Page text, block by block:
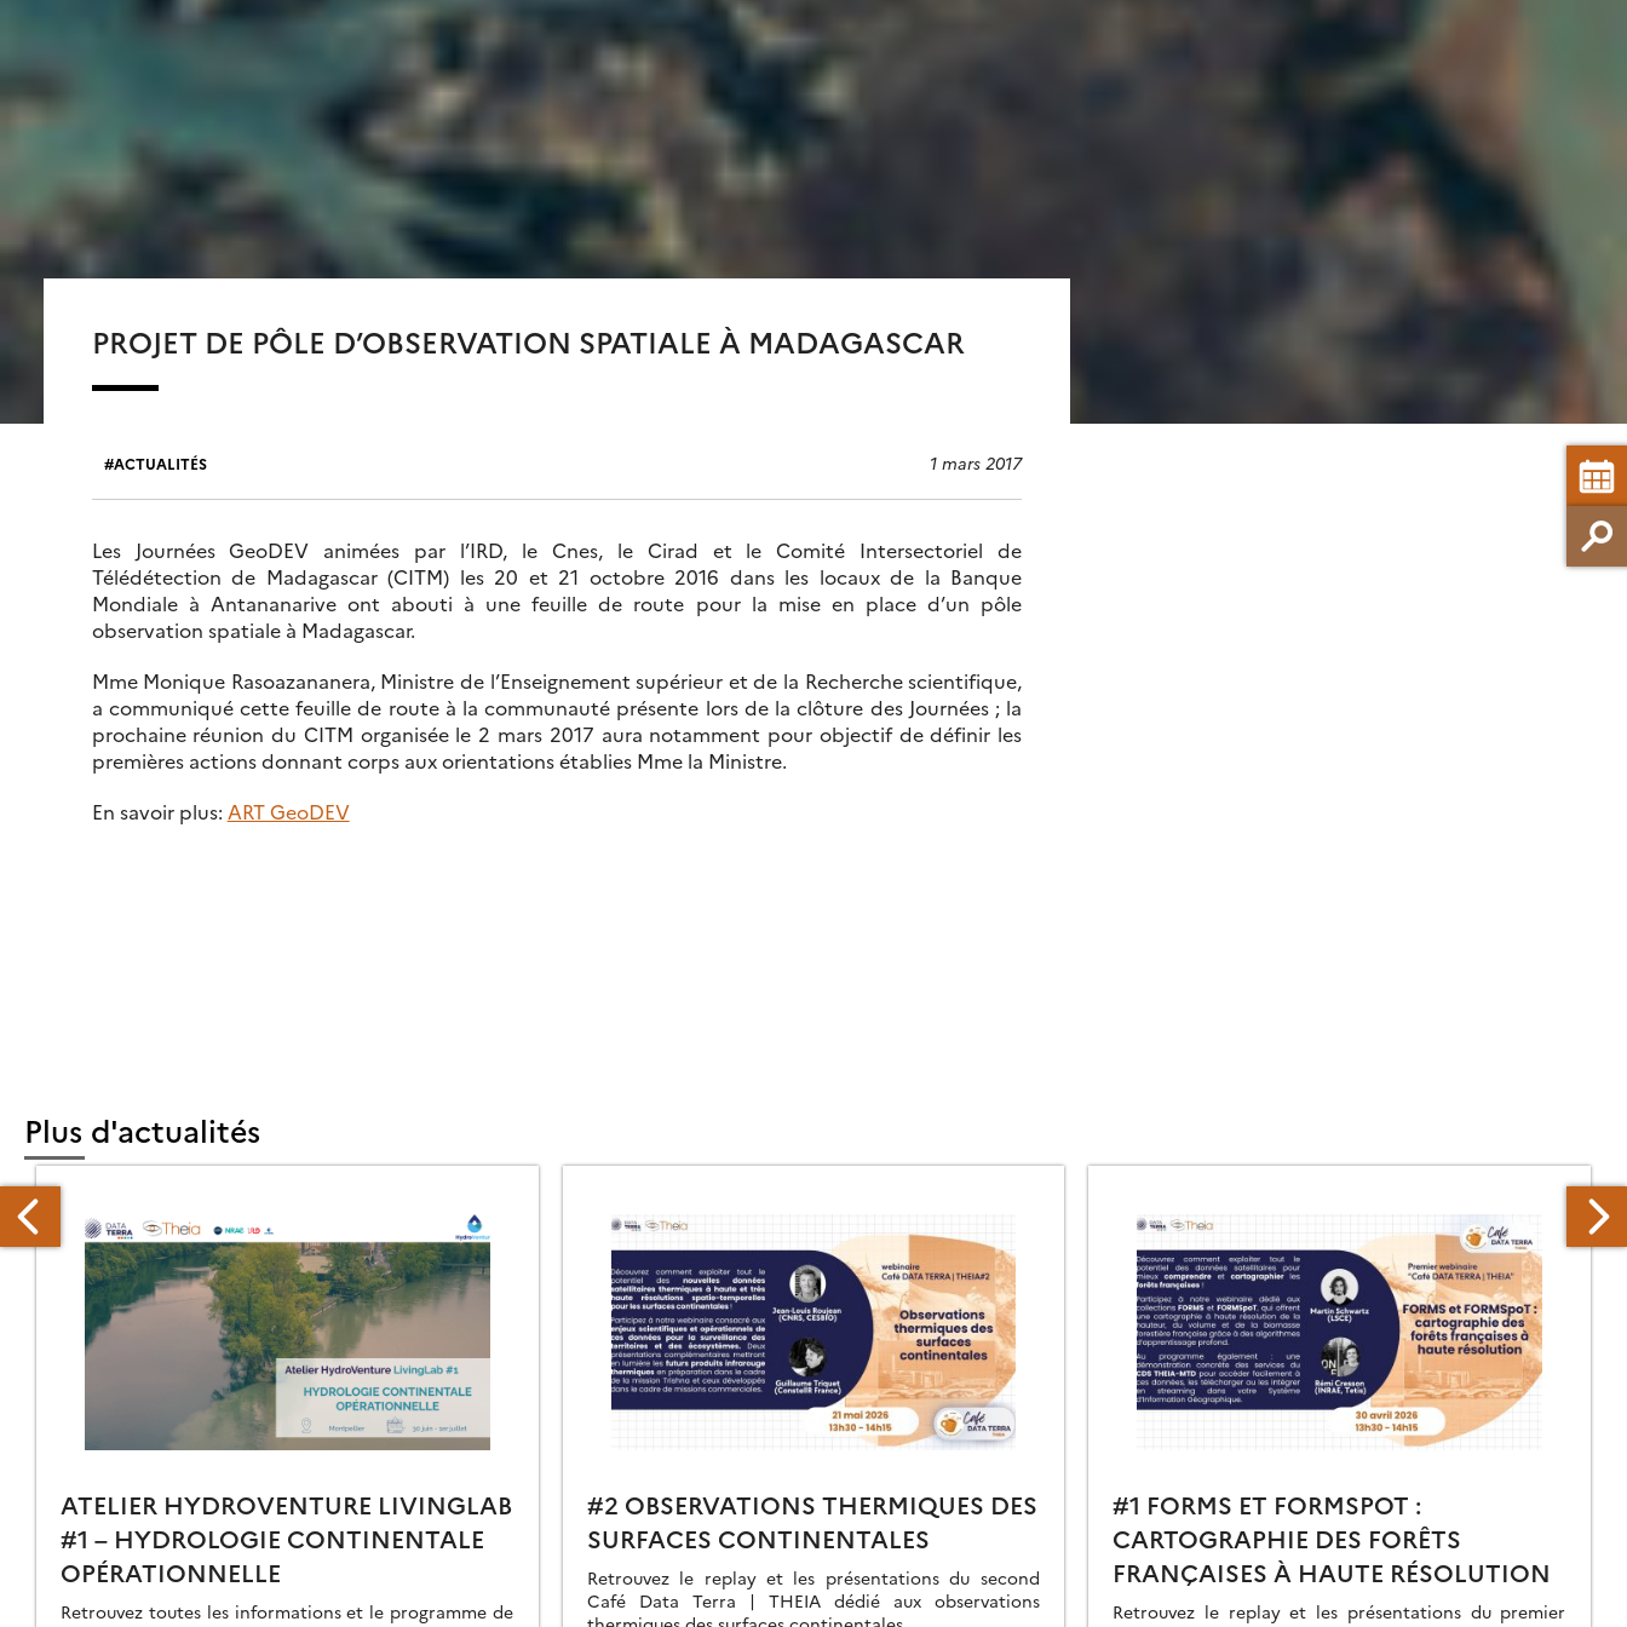
PROJET DE PÔLE D’OBSERVATION SPATIALE À MADAGASCAR
ACTUALITÉS 1 mars 2017
Les Journées GeoDEV animées par l’IRD, le Cnes, le Cirad et le Comité Intersectoriel de
Télédétection de Madagascar (CITM) les 20 et 21 octobre 2016 dans les locaux de la Banque
Mondiale à Antananarive ont abouti à une feuille de route pour la mise en place d’un pôle
observation spatiale à Madagascar.
Mme Monique Rasoazananera, Ministre de l’Enseignement supérieur et de la Recherche scientifique,
a communiqué cette feuille de route à la communauté présente lors de la clôture des Journées ; la
prochaine réunion du CITM organisée le 2 mars 2017 aura notamment pour objectif de définir les
premières actions donnant corps aux orientations établies Mme la Ministre.
En savoir plus: ART GeoDEV
Plus d'actualités
ATELIER HYDROVENTURE LIVINGLAB
#1 – HYDROLOGIE CONTINENTALE
OPÉRATIONNELLE
Retrouvez toutes les informations et le programme de
#2 OBSERVATIONS THERMIQUES DES
SURFACES CONTINENTALES
Retrouvez le replay et les présentations du second
Café Data Terra | THEIA dédié aux observations
#1 FORMS ET FORMSPOT :
CARTOGRAPHIE DES FORÊTS
FRANÇAISES À HAUTE RÉSOLUTION
Retrouvez le replay et les présentations du premier